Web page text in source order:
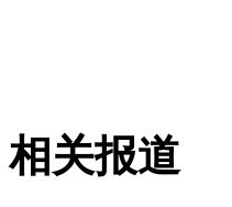
女孩北京地铁殴打老
相关报道